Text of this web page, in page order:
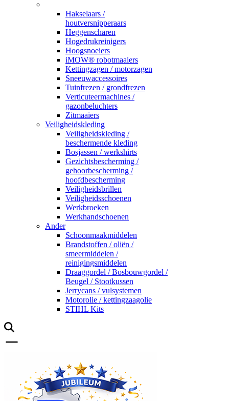
Hakselaars /
houtversnipperaars
Heggenscharen
Hogedrukreinigers
Hoogsnoeiers
iMOW® robotmaaiers
Kettingzagen / motorzagen
Sneeuwaccessoires
Tuinfrezen / grondfrezen
Verticuteermachines /
gazonbeluchters
Zitmaaiers
Veiligheidskleding
Veiligheidskleding /
beschermende kleding
Bosjassen / werkshirts
Gezichtsbescherming /
gehoorbescherming /
hoofdbescherming
Veiligheidsbrillen
Veiligheidsschoenen
Werkbroeken
Werkhandschoenen
Ander
Schoonmaakmiddelen
Brandstoffen / oliën /
smeermiddelen /
reinigingsmiddelen
Draaggordel / Bosbouwgordel /
Beugel / Stootkussen
Jerrycans / vulsystemen
Motorolie / kettingzaagolie
STIHL Kits